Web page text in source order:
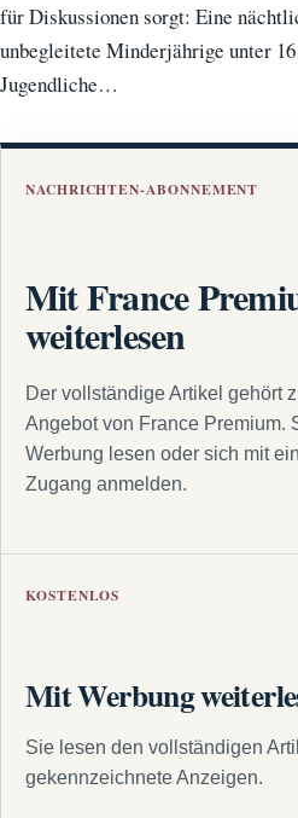
für Diskussionen sorgt: Eine
unbegleitete Minderjährige unter
Jugendliche…
NACHRICHTEN-ABONNEMENT
Mit France
weiterlesen
Der vollständige Artikel gehört
Angebot von France Premium.
Werbung lesen oder sich mit
Zugang anmelden.
KOSTENLOS
Mit Werbung
Sie lesen den vollständigen
gekennzeichnete Anzeigen.